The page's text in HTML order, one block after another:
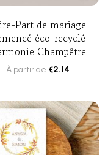
Part de mariage
éco-recyclé –
Champêtre
À partir de €2.14